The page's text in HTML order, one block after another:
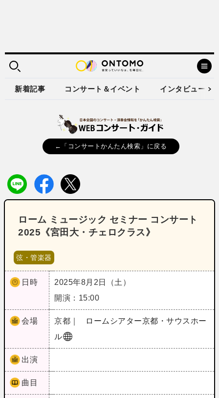
新着記事 コンサート＆イベント インタビュー
←「コンサートかんたん検索」に戻る
ローム ミュージック セミナー コンサート
2025《宮田大・チェロクラス》
弦・管楽器
日時
2025年8月2日（土）
開演：15:00
会場 京都｜
ロームシアター京都・サウスホー
ル
出演
曲目